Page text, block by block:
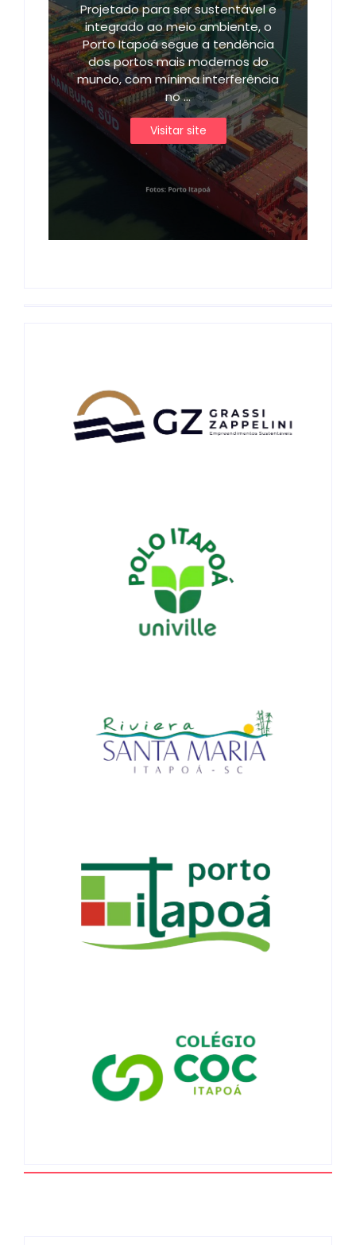
Projetado para ser sustentável e
integrado ao meio ambiente, o
Porto Itapoá segue a tendência
dos portos mais modernos do
mundo, com mínima interferência
no ...
Visitar site